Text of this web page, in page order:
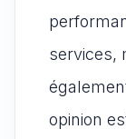
services,
opinion